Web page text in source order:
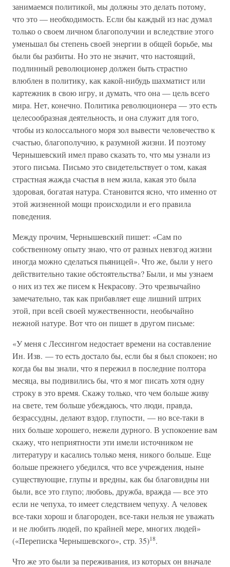
занимаемся политикой, мы должны это делать потому,
что это — необходимость. Если бы каждый из нас думал
только о своем личном благополучии и вследствие этого
уменьшал бы степень своей энергии в общей борьбе, мы
были бы разбиты. Но это не значит, что настоящий,
подлинный революционер должен быть страстно
влюблен в политику, как какой-нибудь шахматист или
картежник в свою игру, и думать, что она — цель всего
мира. Нет, конечно. Политика революционера — это есть
целесообразная деятельность, и она служит для того,
чтобы из колоссального моря зол вывести человечество к
счастью, благополучию, к разумной жизни. И поэтому
Чернышевский имел право сказать то, что мы узнали из
этого письма. Письмо это свидетельствует о том, какая
страстная жажда счастья в нем жила, какая это была
здоровая, богатая натура. Становится ясно, что именно от
этой жизненной мощи происходили и его правила
поведения.
Между прочим, Чернышевский пишет: «Сам по
собственному опыту знаю, что от разных невзгод жизни
иногда можно сделаться пьяницей». Что же, были у него
действительно такие обстоятельства? Были, и мы узнаем
о них из тех же писем к Некрасову. Это чрезвычайно
замечательно, так как прибавляет еще лишний штрих
этой, при всей своей мужественности, необычайно
нежной натуре. Вот что он пишет в другом письме:
«У меня с Лессингом недостает времени на составление
Ин. Изв. — то есть достало бы, если бы я был спокоен; но
когда бы вы знали, что я пережил в последние полтора
месяца, вы подивились бы, что я мог писать хотя одну
строку в это время. Скажу только, что чем больше живу
на свете, тем больше убеждаюсь, что люди, правда,
безрассудны, делают вздор, глупости, — но все-таки в
них больше хорошего, нежели дурного. В успокоение вам
скажу, что неприятности эти имели источником не
литературу и касались только меня, никого больше. Еще
больше прежнего убедился, что все учреждения, ныне
существующие, глупы и вредны, как бы благовидны ни
были, все это глупо; любовь, дружба, вражда — все это
если не чепуха, то имеет следствием чепуху. А человек
все-таки хорош и благороден, все-таки нельзя не уважать
и не любить людей, по крайней мере, многих людей»
(«Переписка Чернышевского», стр. 35)18.
Что же это были за переживания, из которых он вначале